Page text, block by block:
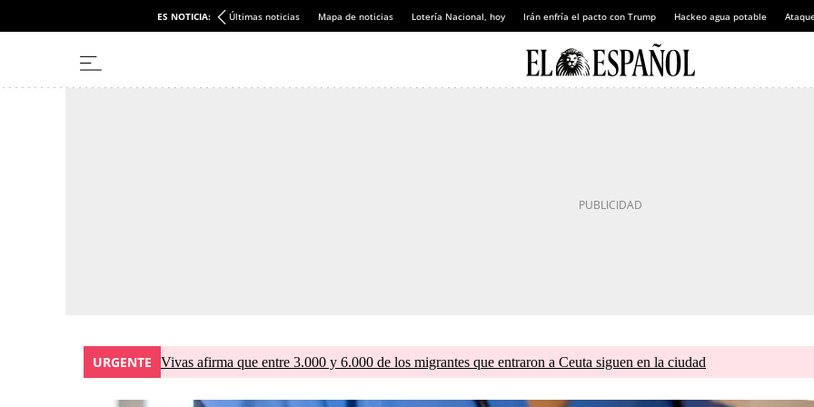
ES NOTICIA: Últimas noticias Mapa de noticias Lotería Nacional, hoy Irán enfría el pacto con Trump Hackeo agua potable
URGENTE Vivas afirma que entre 3.000 y 6.000 de los migrantes que entraron a Ceuta siguen en la ciudad